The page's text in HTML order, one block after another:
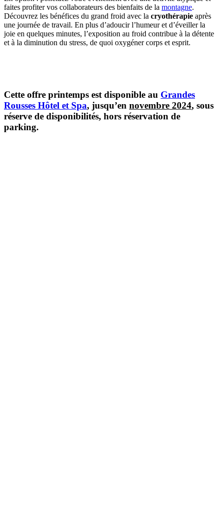
faites profiter vos collaborateurs des bienfaits de la montagne.
Découvrez les bénéfices du grand froid avec la cryothérapie après
une journée de travail. En plus d’adoucir l’humeur et d’éveiller la
joie en quelques minutes, l’exposition au froid contribue à la détente
et à la diminution du stress, de quoi oxygéner corps et esprit.
Cette offre printemps est disponible au Grandes
Rousses Hôtel et Spa, jusqu’en novembre 2024, sous
réserve de disponibilités, hors réservation de
parking.